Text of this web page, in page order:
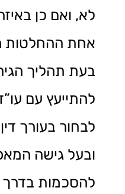
לא, ואם כן
אחת ההחלטות
בעת תהליך
להתייעץ עם
לבחור בעורך
ובעל גישה
להסכמות בדרך